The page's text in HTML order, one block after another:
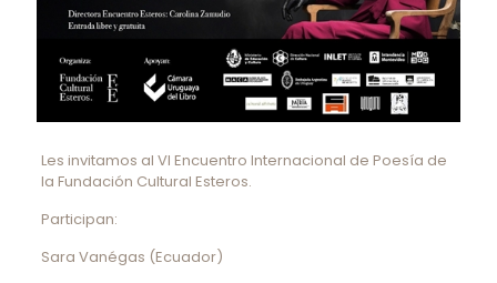
Les invitamos al VI Encuentro Internacional de Poesía de
la Fundación Cultural Esteros.
Participan:
Sara Vanégas (Ecuador)